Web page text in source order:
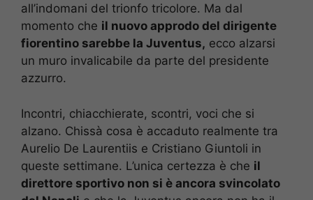
all’indomani del trionfo tricolore. Ma dal
momento che il nuovo approdo del dirigente
fiorentino sarebbe la Juventus, ecco alzarsi
un muro invalicabile da parte del presidente
azzurro.
Incontri, chiacchierate, scontri, voci che si
alzano. Chissà cosa è accaduto realmente tra
Aurelio De Laurentiis e Cristiano Giuntoli in
queste settimane. L’unica certezza è che il
direttore sportivo non si è ancora svincolato